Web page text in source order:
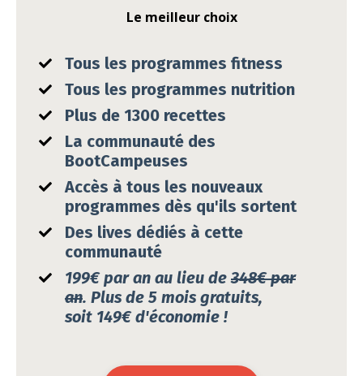
Le meilleur choix
Tous les programmes fitness
Tous les programmes nutrition
Plus de 1300 recettes
La communauté des
BootCampeuses
Accès à tous les nouveaux
programmes dès qu'ils sortent
Des lives dédiés à cette
communauté
199€ par an au lieu de348€par
an. Plus de 5 mois gratuits,
soit 149€d'économie !